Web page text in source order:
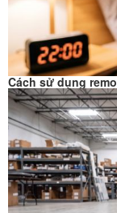
Cách sử dụng